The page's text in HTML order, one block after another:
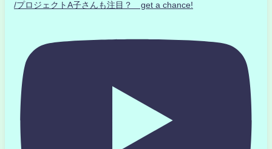
/プロジェクトA子さんも注目？ get a chance!